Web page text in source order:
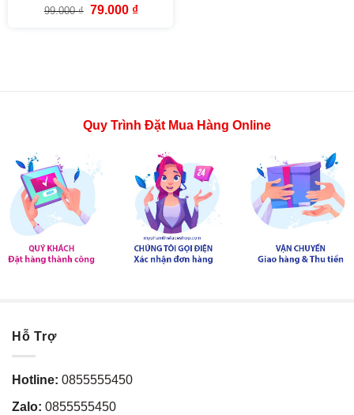
99.000₫ Giá
79.000 ₫Giá
Quy Trình Đặt Mua Hàng Online
Hỗ Trợ
Hotline: 0855555450
Zalo: 0855555450